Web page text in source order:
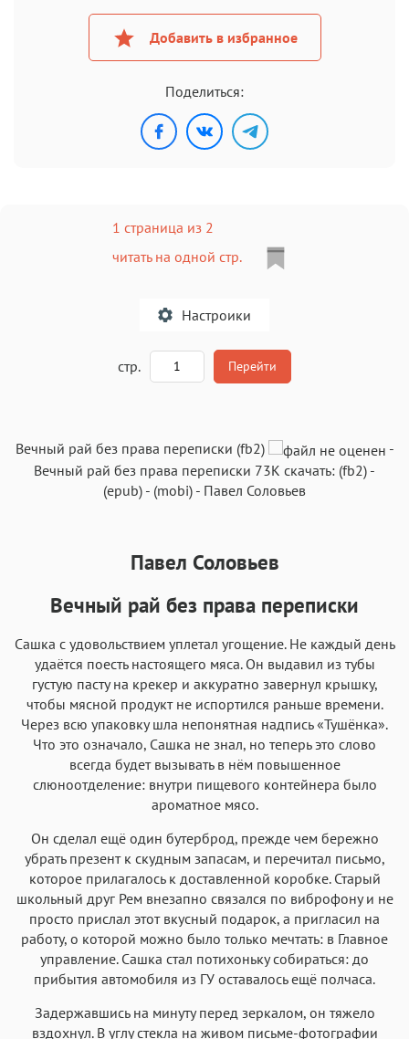
Добавить в избранное
Поделиться:
1 страница из 2
читать на одной стр.
Настроики
Аа Аа
Аа
Iowan San Francisco Аа
SF Serif Аа
New York
Аа
Helvetica Neue
Аа
Arial Аа
Georgia
Аа
Times New Roman
Аа
Courier
Аа
Courier New
Аа
Menlo
Аа
SF Mono
стр. Перейти
Вечный рай без права переписки (fb2)
-
Вечный рай без права переписки 73K скачать: (fb2) -
(epub) - (mobi) - Павел Соловьев
Павел Соловьев
Вечный рай без права переписки
Сашка с удовольствием уплетал угощение. Не каждый день
удаётся поесть настоящего мяса. Он выдавил из тубы
густую пасту на крекер и аккуратно завернул крышку,
чтобы мясной продукт не испортился раньше времени.
Через всю упаковку шла непонятная надпись «Тушёнка».
Что это означало, Сашка не знал, но теперь это слово
всегда будет вызывать в нём повышенное
слюноотделение: внутри пищевого контейнера было
ароматное мясо.
Он сделал ещё один бутерброд, прежде чем бережно
убрать презент к скудным запасам, и перечитал письмо,
которое прилагалось к доставленной коробке. Старый
школьный друг Рем внезапно связался по виброфону и не
просто прислал этот вкусный подарок, а пригласил на
работу, о которой можно было только мечтать: в Главное
управление. Сашка стал потихоньку собираться: до
прибытия автомобиля из ГУ оставалось ещё полчаса.
Задержавшись на минуту перед зеркалом, он тяжело
вздохнул. В углу стекла на живом письме-фотографии